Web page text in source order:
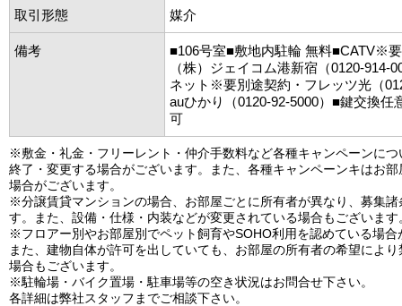
取引形態 媒介
備考
■106号室■敷地内駐輪 無料■CATV※
（株）ジェイコム港新宿（0120-914-
ネット※要別途契約・フレッツ光（
auひかり（0120-92-5000）■鍵交換任
可
※敷金・礼金・フリーレント・仲介手数料など各種キャンペーンにつ
終了・変更する場合がございます。また、各種キャンペーンキはお
場合がございます。
※分譲賃貸マンションの場合、お部屋ごとに所有者が異なり、募集諸
す。また、設備・仕様・内装などが変更されている場合もございます
※フロアー別やお部屋別でペット飼育やSOHO利用を認めている場合
また、建物自体が許可を出していても、お部屋の所有者の希望によ
場合もございます。
※駐輪場・バイク置場・駐車場等の空き状況はお問合せ下さい。
各詳細は弊社スタッフまでご相談下さい。